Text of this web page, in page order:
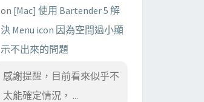
on [Mac] 使用 Bartender 5 解
決 Menu icon 因為空間過小顯
示不出來的問題
感謝提醒，目前看來似乎不
太能確定情況， ...